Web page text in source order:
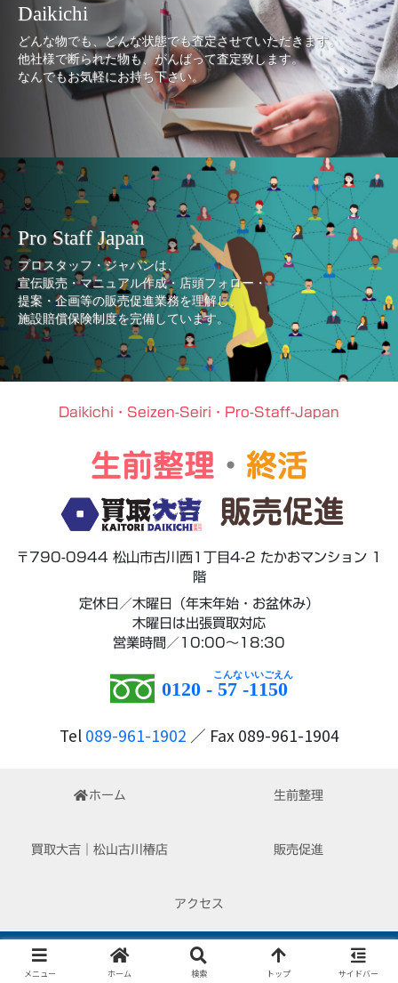
Daikichi
どんな物でも、どんな状態でも査定させていただきます。
他社様で断られた物も、がんばって査定致します。
なんでもお気軽にお持ち下さい。
Pro Staff Japan
プロスタッフ・ジャパンは、
宣伝販売・マニュアル作成・店頭フォロー・
提案・企画等の販売促進業務を理解し、
施設賠償保険制度を完備しています。
Daikichi・Seizen-Seiri・Pro-Staff-Japan
生前整理 ・ 終活
販売促進
〒790-0944 松山市古川西1丁目4-2 たかおマンション 1
階
定休日／木曜日（年末年始・お盆休み）
木曜日は出張買取対応
営業時間／10:00～18:30
0120 - 57 -1150
Tel 089-961-1902 ／ Fax 089-961-1904
ホーム 生前整理
買取大吉｜松山古川椿店 販売促進
アクセス
Copyright © 2022-2026 はぴくる All Rights Reserved.
メニュー ホーム 検索 トップ サイドバー